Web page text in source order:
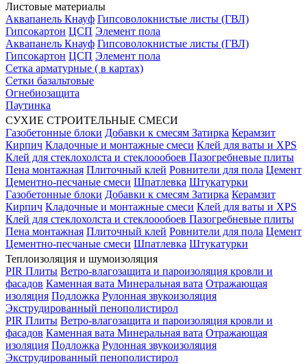
Листовые материалы
Аквапанель Кнауф Гипсоволокнистые листы (ГВЛ)
Гипсокартон ЦСП Элемент пола
Аквапанель Кнауф Гипсоволокнистые листы (ГВЛ)
Гипсокартон ЦСП Элемент пола
Сетка арматурные ( в картах)
Сетки базальтовые
Огнебиозащита
Паутинка
СУХИЕ СТРОИТЕЛЬНЫЕ СМЕСИ
Газобетонные блоки Добавки к смесям Затирка Керамзит
Кирпич Кладочные и монтажные смеси Клей для ваты и XPS
Клей для стеклохолста и стеклоообоев Пазогребневые плиты
Пена монтажная Плиточный клей Ровнители для пола Цемент
Цементно-песчаные смеси Шпатлевка Штукатурки
Газобетонные блоки Добавки к смесям Затирка Керамзит
Кирпич Кладочные и монтажные смеси Клей для ваты и XPS
Клей для стеклохолста и стеклоообоев Пазогребневые плиты
Пена монтажная Плиточный клей Ровнители для пола Цемент
Цементно-песчаные смеси Шпатлевка Штукатурки
Теплоизоляция и шумоизоляция
PIR Плиты Ветро-влагозащита и пароизоляция кровли и
фасадов Каменная вата Минеральная вата Отражающая
изоляция Подложка Рулонная звукоизоляция
Экструдированный пенополистирол
PIR Плиты Ветро-влагозащита и пароизоляция кровли и
фасадов Каменная вата Минеральная вата Отражающая
изоляция Подложка Рулонная звукоизоляция
Экструдированный пенополистирол